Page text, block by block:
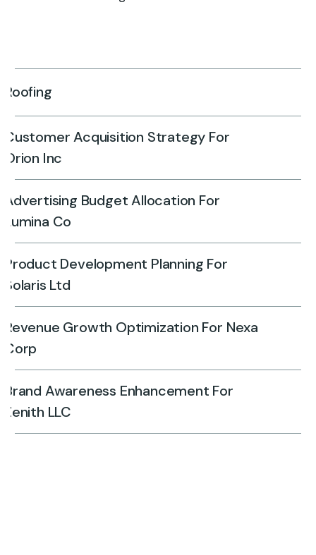
Roofing
Customer Acquisition Strategy For
Orion Inc
Advertising Budget Allocation For
Lumina Co
Product Development Planning For
Solaris Ltd
Revenue Growth Optimization For Nexa
Corp
Brand Awareness Enhancement For
Zenith LLC